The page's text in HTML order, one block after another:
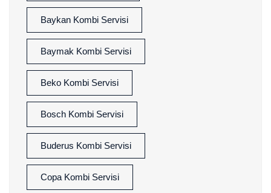
Baykan Kombi Servisi
Baymak Kombi Servisi
Beko Kombi Servisi
Bosch Kombi Servisi
Buderus Kombi Servisi
Copa Kombi Servisi